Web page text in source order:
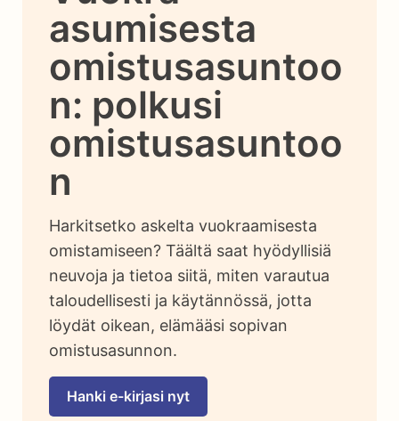
asumisesta
omistusasuntoo
n: polkusi
omistusasuntoo
n
Harkitsetko askelta vuokraamisesta
omistamiseen? Täältä saat hyödyllisiä
neuvoja ja tietoa siitä, miten varautua
taloudellisesti ja käytännössä, jotta
löydät oikean, elämääsi sopivan
omistusasunnon.
Hanki e-kirjasi nyt